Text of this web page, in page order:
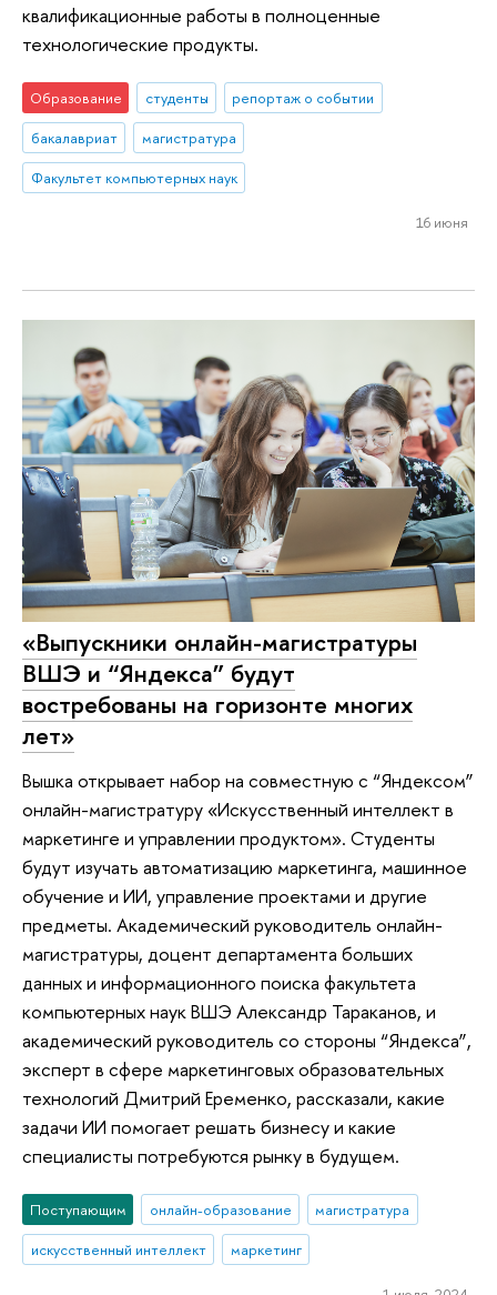
квалификационные работы в полноценные
технологические продукты.
Образование студенты
репортаж о событии
бакалавриат
магистратура
Факультет компьютерных наук
16 июня
«Выпускники онлайн-магистратуры
ВШЭ и “Яндекса” будут
востребованы на горизонте многих
лет»
Вышка открывает набор на совместную с “Яндексом”
онлайн-магистратуру «Искусственный интеллект в
маркетинге и управлении продуктом». Студенты
будут изучать автоматизацию маркетинга, машинное
обучение и ИИ, управление проектами и другие
предметы. Академический руководитель онлайн-
магистратуры, доцент департамента больших
данных и информационного поиска факультета
компьютерных наук ВШЭ Александр Тараканов, и
академический руководитель со стороны “Яндекса”,
эксперт в сфере маркетинговых образовательных
технологий Дмитрий Еременко, рассказали, какие
задачи ИИ помогает решать бизнесу и какие
специалисты потребуются рынку в будущем.
Поступающим онлайн-образование
магистратура
искусственный интеллект
маркетинг